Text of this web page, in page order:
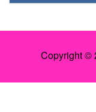
Copyright ©